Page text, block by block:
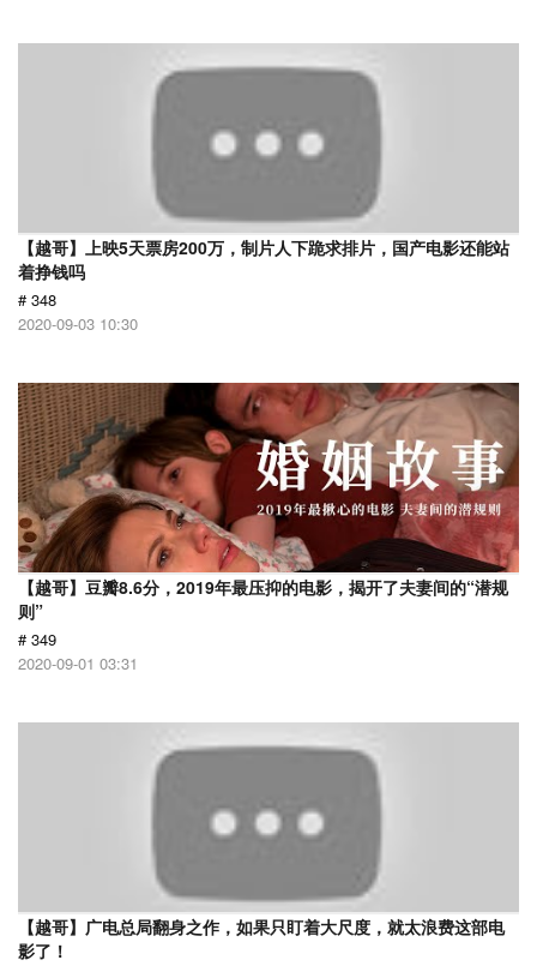
【越哥】上映5天票房200万，制片人下跪求排片，国产电影还能站
着挣钱吗
# 348
2020-09-03 10:30
【越哥】豆瓣8.6分，2019年最压抑的电影，揭开了夫妻间的“潜规
则”
# 349
2020-09-01 03:31
【越哥】广电总局翻身之作，如果只盯着大尺度，就太浪费这部电
影了！